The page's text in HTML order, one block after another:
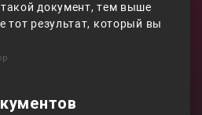
документ, тем выше
тот результат, который вы